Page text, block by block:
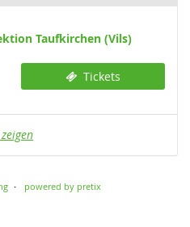
Taufkirchen (Vils)
Tickets
powered by pretix